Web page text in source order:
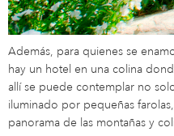
Además, para quienes se
hay un hotel en una colina
allí se puede contemplar no
iluminado por pequeñas
panorama de las montañas y